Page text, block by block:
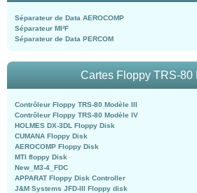
Séparateur de Data AEROCOMP
Séparateur MI²F
Séparateur de Data PERCOM
Cartes Floppy TRS-80
Contrôleur Floppy TRS-80 Modèle III
Contrôleur Floppy TRS-80 Modèle IV
HOLMES DX-3DL Floppy Disk
CUMANA Floppy Disk
AEROCOMP Floppy Disk
MTI floppy Disk
New_M3-4_FDC
APPARAT Floppy Disk Controller
J&M Systems JFD-III Floppy disk